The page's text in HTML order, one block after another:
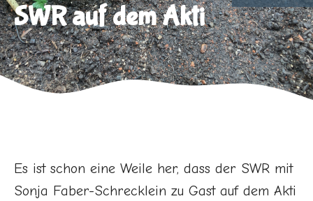
SWR auf dem Akti
Es ist schon eine Weile her, dass der SWR mit
Sonja Faber-Schrecklein zu Gast auf dem Akti